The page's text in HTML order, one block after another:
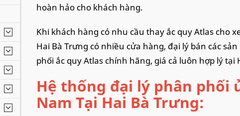
hoàn hảo cho khách hàng.
Khi khách hàng có nhu cầu thay ắc quy Atlas cho
Hai Bà Trưng có nhiều cửa hàng, đại lý bán các
phối ắc quy Atlas chính hãng, giá cả luôn hợp lý tại
Hệ thống đại lý phân phối
Nam Tại Hai Bà Trưng: